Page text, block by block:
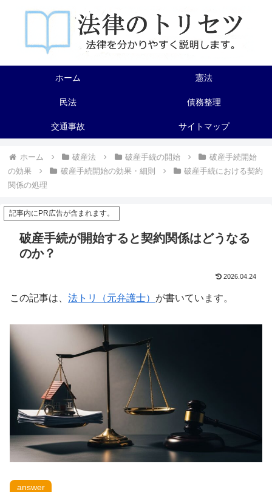
ホーム 憲法
民法 債務整理
交通事故 サイトマップ
ホーム 破産法 破産手続の開始
破産手続開始
の効果
破産手続開始の効果・細則
破産手続における契約
関係の処理
記事内にPR広告が含まれます。
破産手続が開始すると契約関係はどうなる
のか？
2026.04.24
この記事は、 法トリ（元弁護士） が書いています。
answer